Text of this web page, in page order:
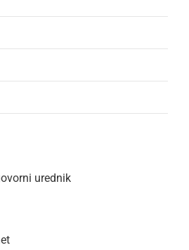
urednik
poginilo več kot 150
novic